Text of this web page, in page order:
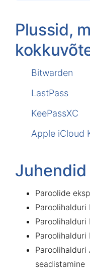
Plussid,
Bitwarden
LastPass
KeePassXC
Apple iCloud
Juhendid
Paroolide
Paroolihalduri
Paroolihalduri
Paroolihalduri
seadistamine